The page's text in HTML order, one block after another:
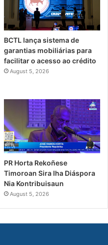
BCTL lança sistema de
garantias mobiliárias para
facilitar o acesso ao crédito
August 5, 2026
PR Horta Rekoñese
Timoroan Sira Iha Diáspora
Nia Kontribuisaun
August 5, 2026